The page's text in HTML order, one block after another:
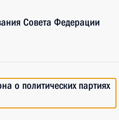
Совета Федерации
о политических партиях